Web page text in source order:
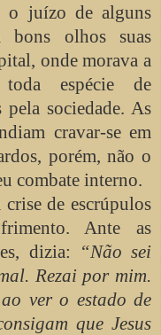
o juízo de alguns
bons olhos suas
onde morava a
espécie de
pela sociedade. As
cravar-se em
porém, não o
combate interno.
de escrúpulos
Ante as
dizia:
“Não sei
Rezai por mim.
ver o estado de
que Jesus